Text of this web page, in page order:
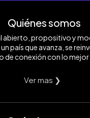
Quiénes somos
abierto, propositivo y
país que avanza, se
de conexión con lo mejor
Ver mas ❯